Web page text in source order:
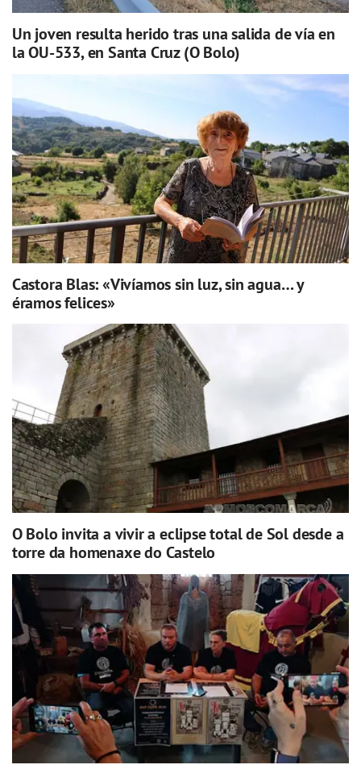
Un joven resulta herido tras una salida de vía en
la OU-533, en Santa Cruz (O Bolo)
Castora Blas: «Vivíamos sin luz, sin agua… y
éramos felices»
O Bolo invita a vivir a eclipse total de Sol desde a
torre da homenaxe do Castelo